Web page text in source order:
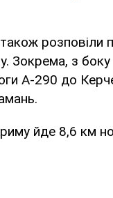
розповіли
Зокрема, з
А-290 до
йде 8,6 км